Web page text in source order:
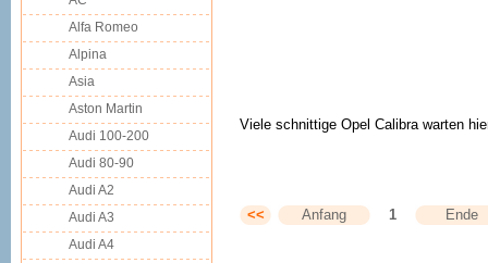
Viele schnittige Opel Calibra warten
<< Anfang 1 Ende
Alfa Romeo
Alpina
Asia
Aston Martin
Audi 100-200
Audi 80-90
Audi A2
Audi A3
Audi A4